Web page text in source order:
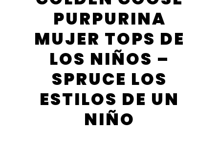
PURPURINA
MUJER TOPS DE
LOS NIÑOS –
SPRUCE LOS
ESTILOS DE UN
NIÑO